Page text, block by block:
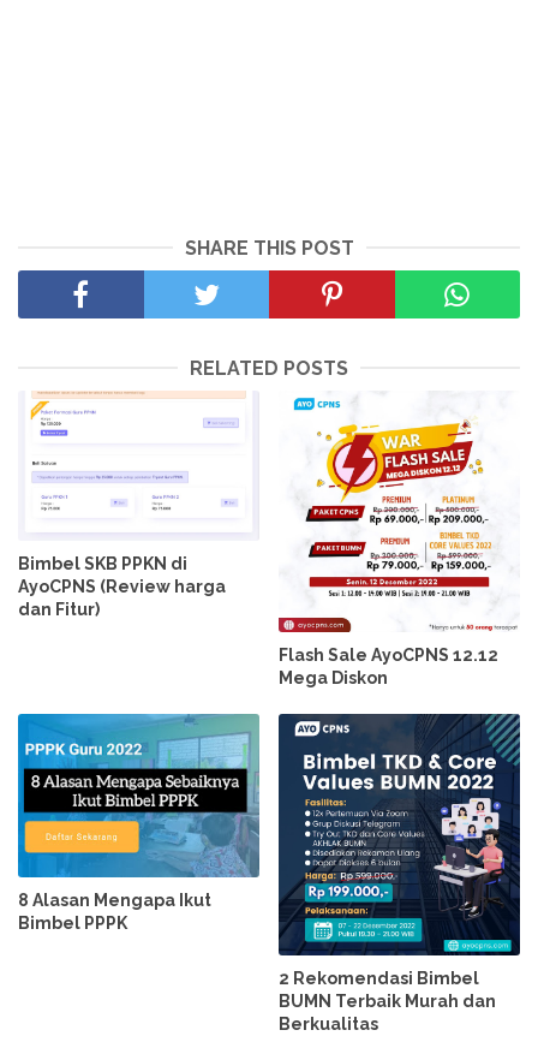
SHARE THIS POST
RELATED POSTS
Bimbel SKB PPKN di
AyoCPNS (Review harga
dan Fitur)
Flash Sale AyoCPNS 12.12
Mega Diskon
8 Alasan Mengapa Ikut
Bimbel PPPK
2 Rekomendasi Bimbel
BUMN Terbaik Murah dan
Berkualitas